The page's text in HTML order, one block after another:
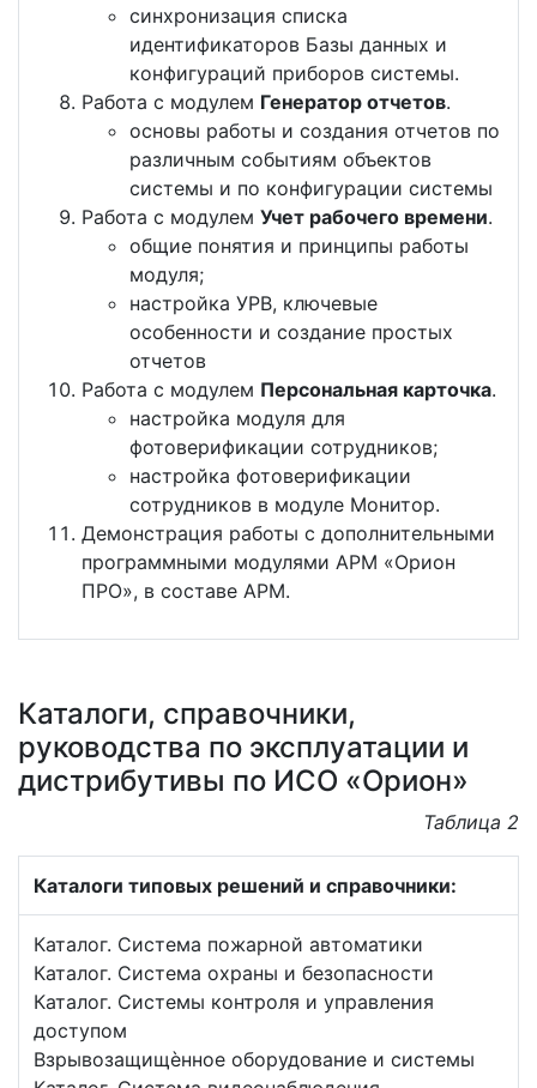
синхронизация списка
идентификаторов Базы данных и
конфигураций приборов системы.
Работа с модулем Генератор отчетов.
основы работы и создания отчетов по
различным событиям объектов
системы и по конфигурации системы
Работа с модулем Учет рабочего времени.
общие понятия и принципы работы
модуля;
настройка УРВ, ключевые
особенности и создание простых
отчетов
Работа с модулем Персональная карточка.
настройка модуля для
фотоверификации сотрудников;
настройка фотоверификации
сотрудников в модуле Монитор.
Демонстрация работы с дополнительными
программными модулями АРМ «Орион
ПРО», в составе АРМ.
Каталоги, справочники,
руководства по эксплуатации и
дистрибутивы по ИСО «Орион»
Таблица 2
Каталоги типовых решений и справочники:
Каталог. Система пожарной автоматики
Каталог. Система охраны и безопасности
Каталог. Системы контроля и управления
доступом
Взрывозащищѐнное оборудование и системы